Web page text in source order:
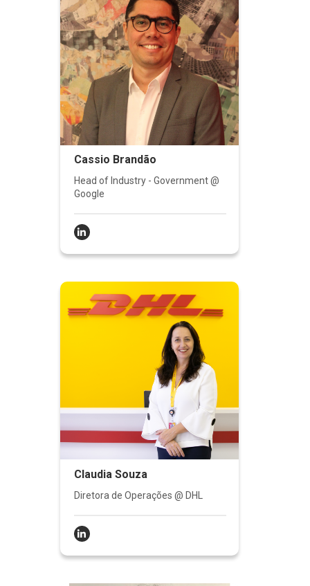
Cassio Brandão
Head of Industry - Government @
Google
Claudia Souza
Diretora de Operações @ DHL